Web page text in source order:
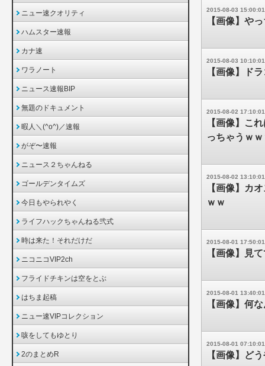
2015-08-03 15:00:01
【画像】や
2015-08-03 10:10:01
【画像】ド
2015-08-02 17:10:01
【画像】こ
っちゃうｗ
2015-08-02 13:10:01
【画像】カ
ｗｗ
2015-08-01 17:50:01
【画像】見
2015-08-01 13:40:01
【画像】何
2015-08-01 07:10:01
【画像】ど
ニュー速クオリティ
ハムスター速報
カナ速
ワラノート
ニュース速報BIP
無題のドキュメント
暇人＼(^o^)／速報
がぞ〜速報
ニュース２ちゃんねる
ゴールデンタイムズ
今日もやられやく
ライフハックちゃんねる弐式
時は来た！それだけだ
ニコニコVIP2ch
フライドチキンは空をとぶ
はちま起稿
ニュー速VIPコレクション
咳をしてもゆとり
2のまとめR